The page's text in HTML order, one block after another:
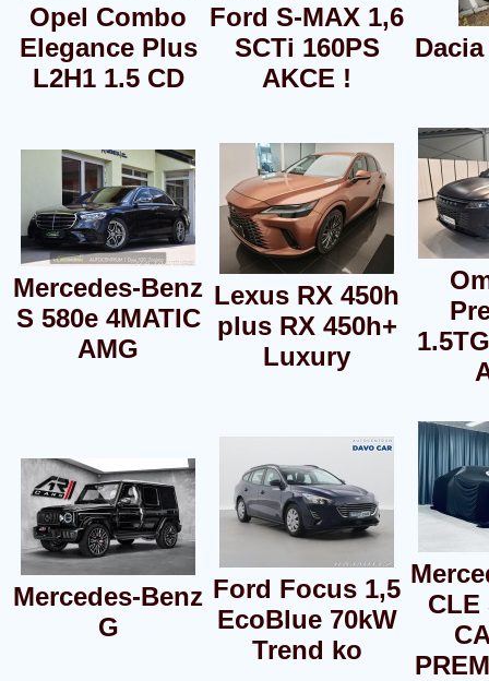
Opel Combo
Elegance Plus
L2H1 1.5 CD
Ford S-MAX 1,6
SCTi 160PS
AKCE !
Mercedes-Benz
S 580e 4MATIC
AMG
Lexus RX 450h
plus RX 450h+
Luxury
Mercedes-Benz
G
Ford Focus 1,5
EcoBlue 70kW
Trend ko
CLE